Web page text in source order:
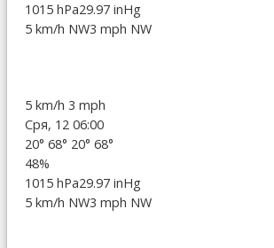
1015 hPa29.97 inHg
5 km/h NW3 mph NW
5 km/h 3 mph
Сря, 12 06:00
20° 68° 20° 68°
48%
1015 hPa29.97 inHg
5 km/h NW3 mph NW